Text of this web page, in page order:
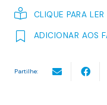
CLIQUE PARA
ADICIONAR AOS
Partilhe: